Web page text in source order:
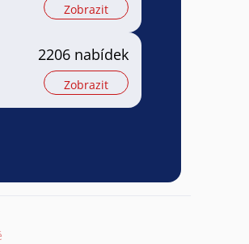
Zobrazit
2206 nabídek
Zobrazit